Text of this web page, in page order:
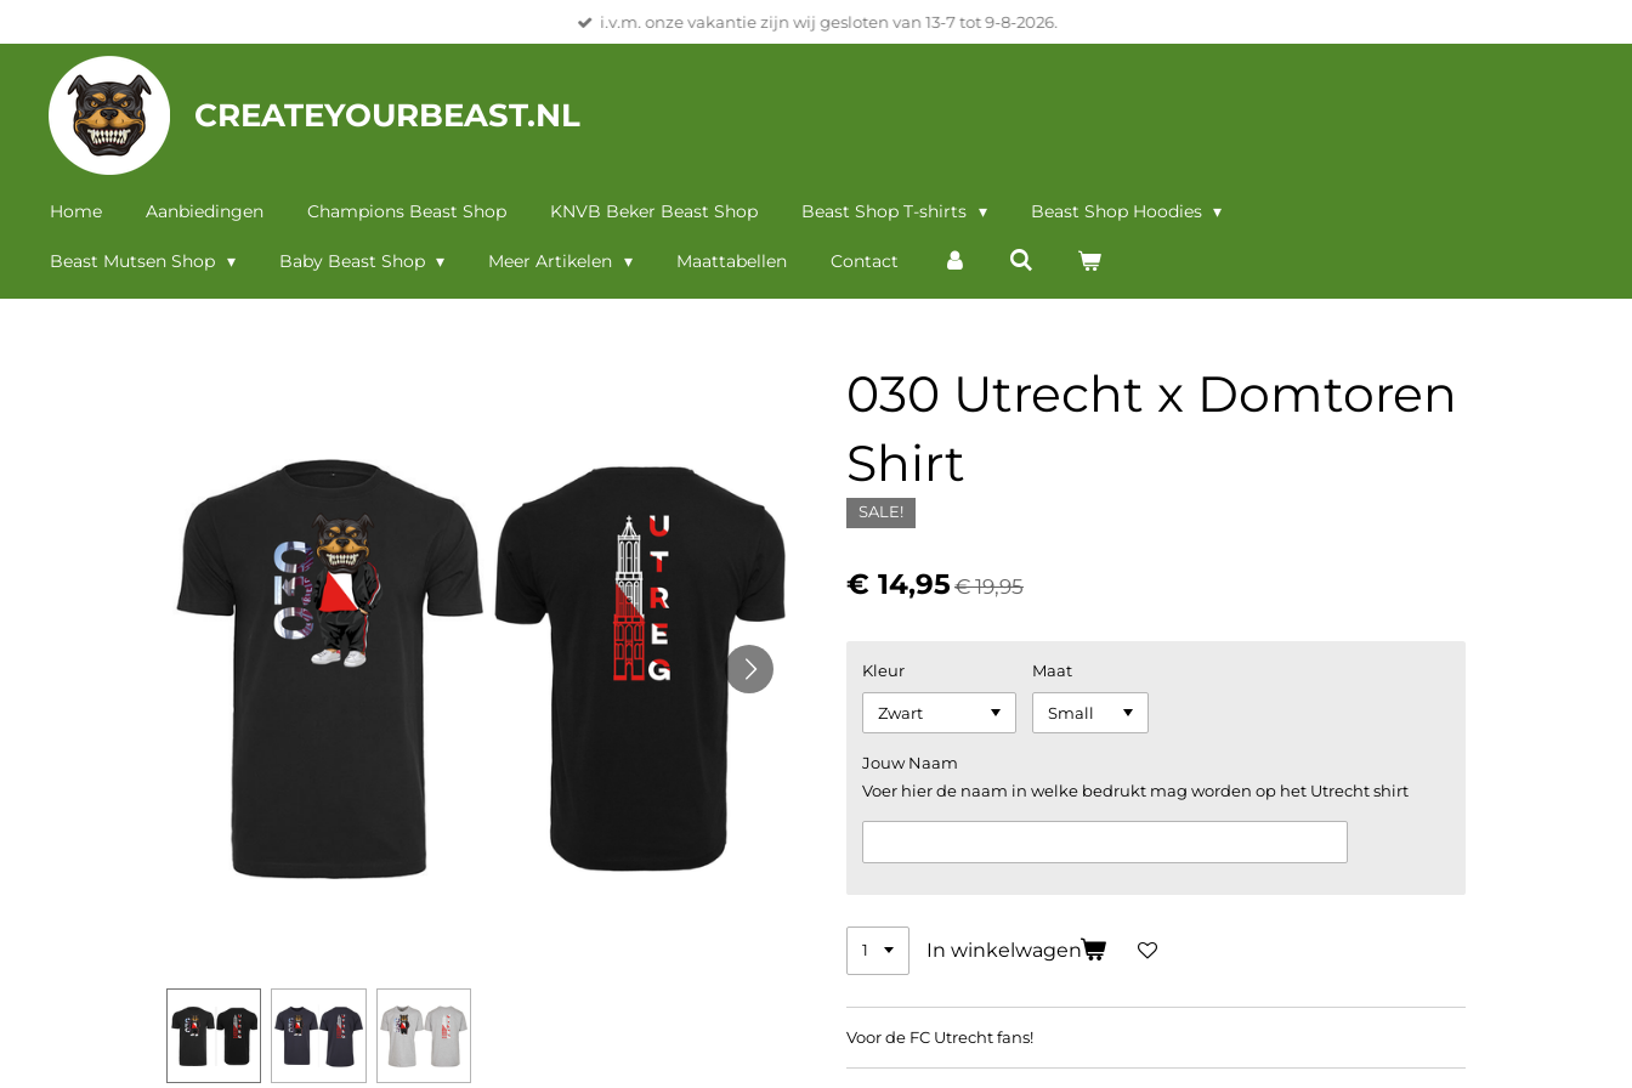
hoofdinhoud
i.v.m. onze vakantie zijn wij gesloten van 13-7 tot 9-8-2026.
CREATEYOURBEAST.NL
Home Aanbiedingen Champions Beast Shop KNVB Beker Beast Shop Beast Shop T-shirts Beast Shop Hoodies
Beast Mutsen Shop Baby Beast Shop Meer Artikelen Maattabellen Contact
030 Utrecht x Domtoren
Shirt
SALE!
€ 14,95€ 19,95
Kleur Maat
Jouw Naam
Voer hier de naam in welke bedrukt mag worden op het Utrecht shirt
In winkelwagen
Voor de FC Utrecht fans!